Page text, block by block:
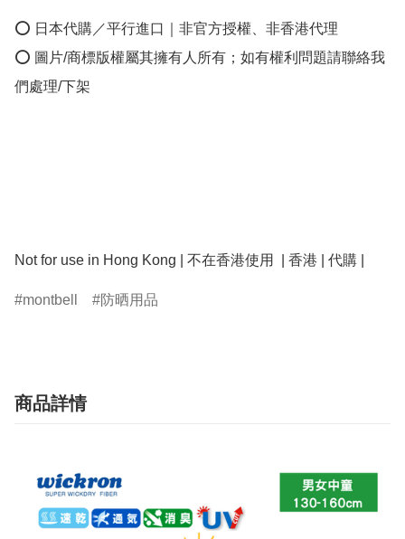
⭕ 日本代購／平行進口｜非官方授權、非香港代理
⭕ 圖片/商標版權屬其擁有人所有；如有權利問題請聯絡我
們處理/下架
montbell 防晒用品
商品詳情